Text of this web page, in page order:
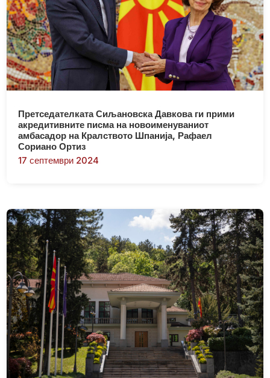
Претседателката Сиљановска Давкова ги прими
акредитивните писма на новоименуваниот
амбасадор на Кралството Шпанија, Рафаел
Сориано Ортиз
17 септември 2024